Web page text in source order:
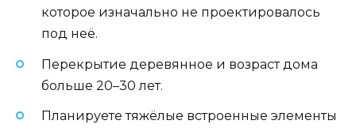
которое изначально не проектировалось
под неё.
Перекрытие деревянное и возраст дома
больше 20–30 лет.
Планируете тяжёлые встроенные элементы